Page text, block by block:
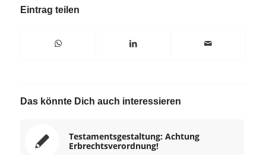
Eintrag teilen
Das könnte Dich auch interessieren
Testamentsgestaltung: Achtung
Erbrechtsverordnung!